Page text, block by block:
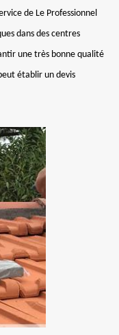
de Le Professionnel
dans des centres
une très bonne qualité
établir un devis